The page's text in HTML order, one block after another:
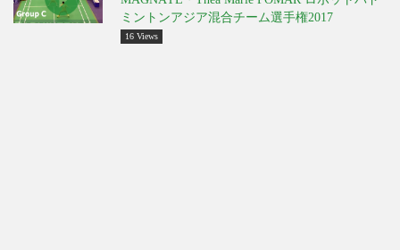
ミントンアジア混合チーム選手権2017
16 Views